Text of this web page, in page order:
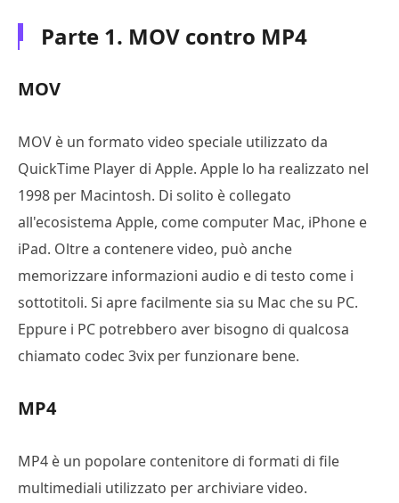
Parte 1. MOV contro MP4
MOV
MOV è un formato video speciale utilizzato da
QuickTime Player di Apple. Apple lo ha realizzato nel
1998 per Macintosh. Di solito è collegato
all'ecosistema Apple, come computer Mac, iPhone e
iPad. Oltre a contenere video, può anche
memorizzare informazioni audio e di testo come i
sottotitoli. Si apre facilmente sia su Mac che su PC.
Eppure i PC potrebbero aver bisogno di qualcosa
chiamato codec 3vix per funzionare bene.
MP4
MP4 è un popolare contenitore di formati di file
multimediali utilizzato per archiviare video.